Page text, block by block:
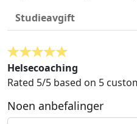
Studieavgift
Helsecoaching
Rated 5/5 based on 5
Noen anbefalinger